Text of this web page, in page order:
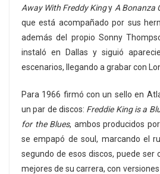
Away With Freddy Kingy A Bonanza
que está acompañado por sus
además del propio Sonny
instaló en Dallas y siguió
escenarios, llegando a grabar con
Para 1966 firmó con un sello en
un par de discos: Freddie King is a
for the Blues, ambos producidos
se empapó de soul, marcando el
segundo de esos discos, puede ser
mejores de su carrera, con versiones